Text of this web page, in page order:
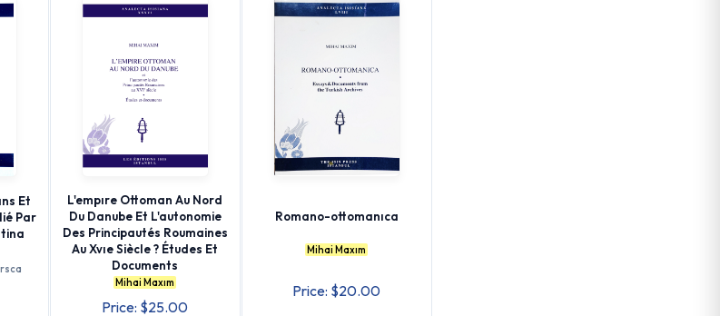
Et
Par
L'empıre Ottoman Au Nord
Du Danube Et L'autonomie
Des Principautés Roumaines
Au Xvıe Siècle ? Études Et
Documents
Mihai Maxım
Price: $25.00
Romano-ottomanıca
Mihai Maxım
Price: $20.00